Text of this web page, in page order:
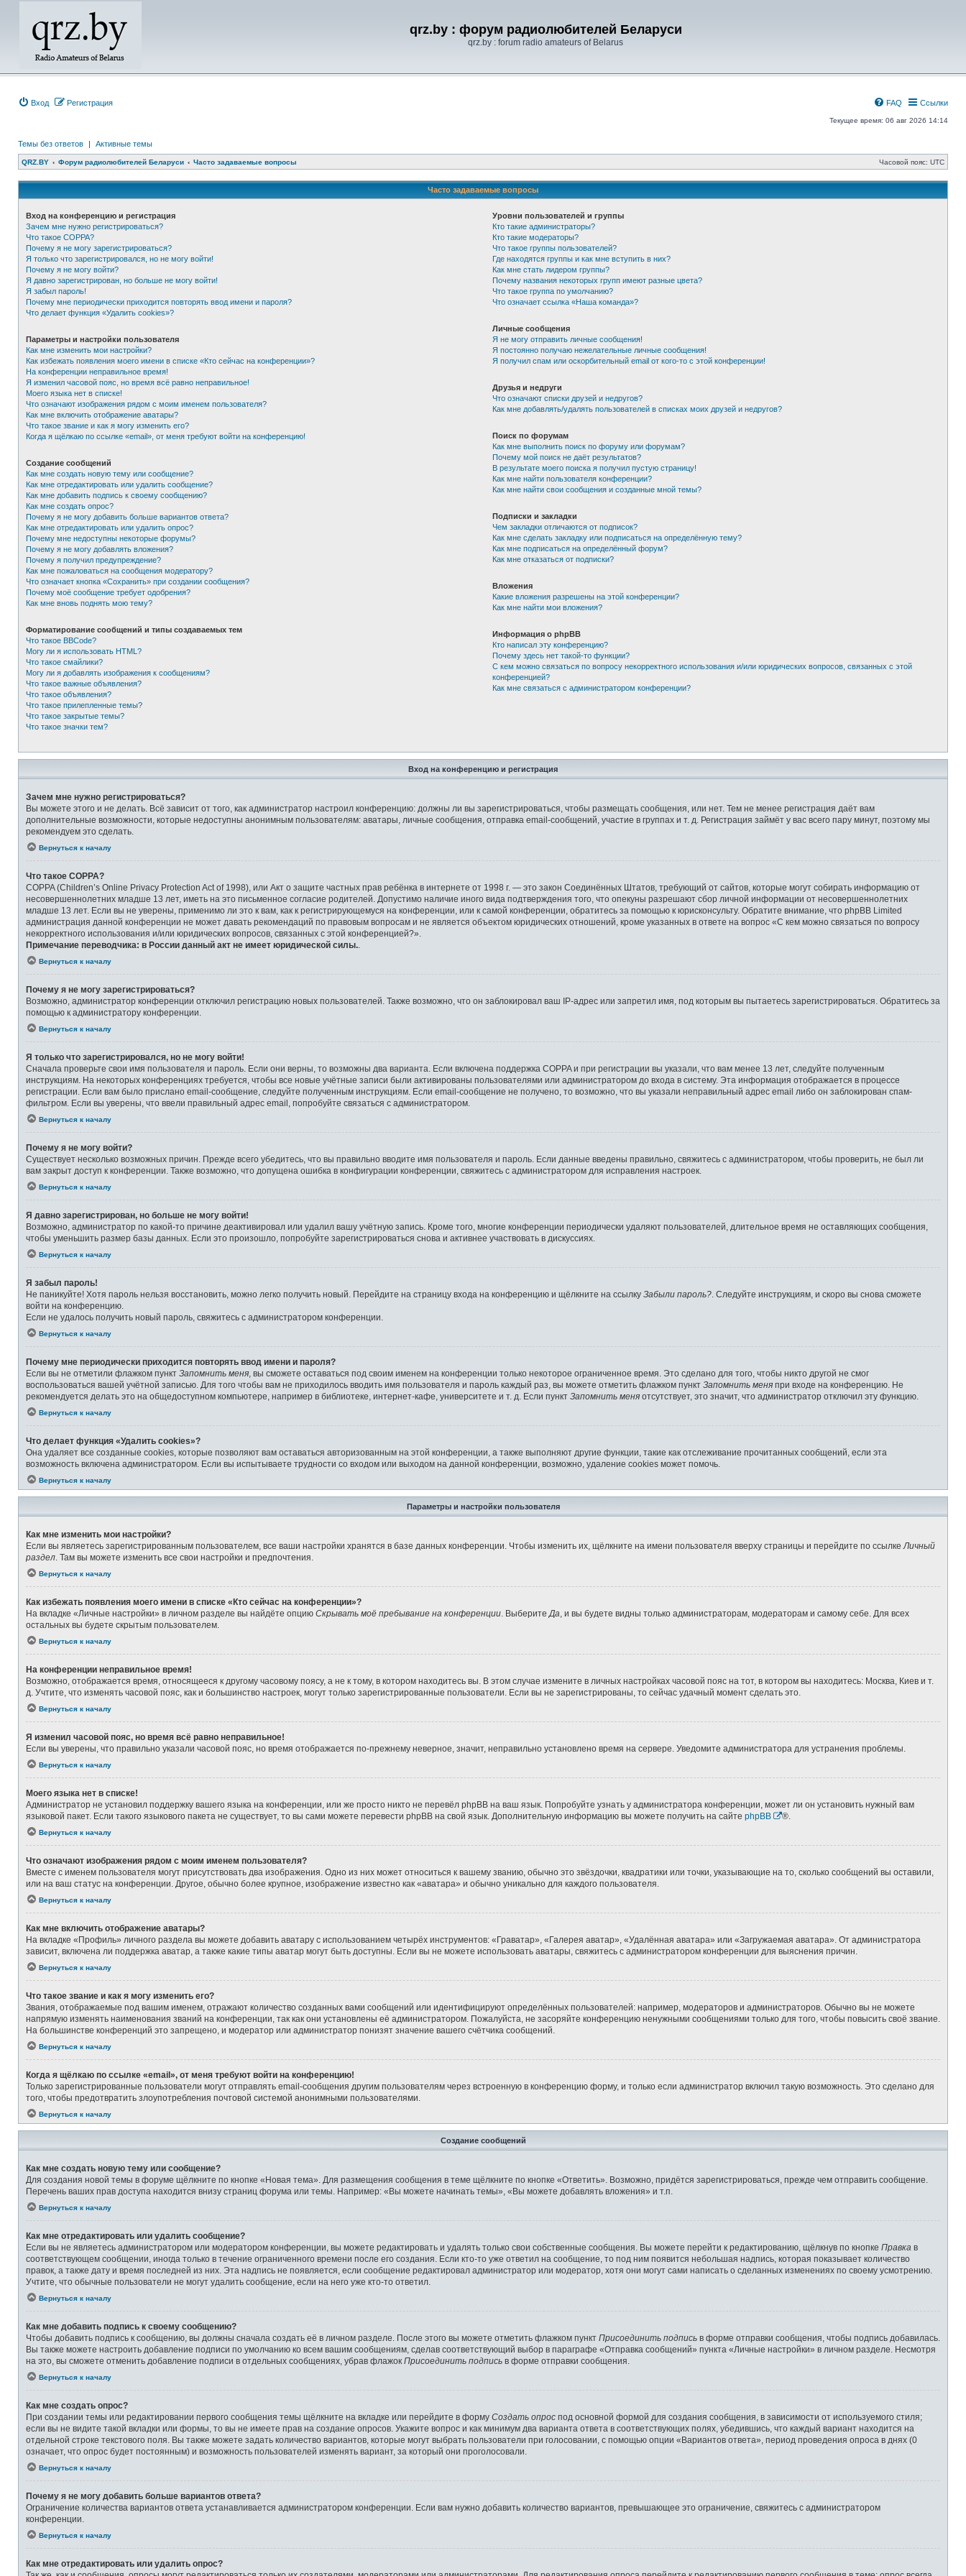
qrz.by : форум радиолюбителей Беларуси
qrz.by : forum radio amateurs of Belarus
Вход Регистрация Ссылки
FAQ
Текущее время: 06 авг 2026 14:14
Темы без ответов | Активные темы
QRZ.BY Форум радиолюбителей Беларуси Часто задаваемые вопросы Часовой пояс: UTC
Часто задаваемые вопросы
Вход на конференцию и регистрация
Зачем мне нужно регистрироваться?
Что такое COPPA?
Почему я не могу зарегистрироваться?
Я только что зарегистрировался, но не могу войти!
Почему я не могу войти?
Я давно зарегистрирован, но больше не могу войти!
Я забыл пароль!
Почему мне периодически приходится повторять ввод имени и пароля?
Что делает функция «Удалить cookies»?
Параметры и настройки пользователя
Как мне изменить мои настройки?
Как избежать появления моего имени в списке «Кто сейчас на конференции»?
На конференции неправильное время!
Я изменил часовой пояс, но время всё равно неправильное!
Моего языка нет в списке!
Что означают изображения рядом с моим именем пользователя?
Как мне включить отображение аватары?
Что такое звание и как я могу изменить его?
Когда я щёлкаю по ссылке «email», от меня требуют войти на конференцию!
Создание сообщений
Как мне создать новую тему или сообщение?
Как мне отредактировать или удалить сообщение?
Как мне добавить подпись к своему сообщению?
Как мне создать опрос?
Почему я не могу добавить больше вариантов ответа?
Как мне отредактировать или удалить опрос?
Почему мне недоступны некоторые форумы?
Почему я не могу добавлять вложения?
Почему я получил предупреждение?
Как мне пожаловаться на сообщения модератору?
Что означает кнопка «Сохранить» при создании сообщения?
Почему моё сообщение требует одобрения?
Как мне вновь поднять мою тему?
Форматирование сообщений и типы создаваемых тем
Что такое BBCode?
Могу ли я использовать HTML?
Что такое смайлики?
Могу ли я добавлять изображения к сообщениям?
Что такое важные объявления?
Что такое объявления?
Что такое прилепленные темы?
Что такое закрытые темы?
Что такое значки тем?
Уровни пользователей и группы
Кто такие администраторы?
Кто такие модераторы?
Что такое группы пользователей?
Где находятся группы и как мне вступить в них?
Как мне стать лидером группы?
Почему названия некоторых групп имеют разные цвета?
Что такое группа по умолчанию?
Что означает ссылка «Наша команда»?
Личные сообщения
Я не могу отправить личные сообщения!
Я постоянно получаю нежелательные личные сообщения!
Я получил спам или оскорбительный email от кого-то с этой конференции!
Друзья и недруги
Что означают списки друзей и недругов?
Как мне добавлять/удалять пользователей в списках моих друзей и недругов?
Поиск по форумам
Как мне выполнить поиск по форуму или форумам?
Почему мой поиск не даёт результатов?
В результате моего поиска я получил пустую страницу!
Как мне найти пользователя конференции?
Как мне найти свои сообщения и созданные мной темы?
Подписки и закладки
Чем закладки отличаются от подписок?
Как мне сделать закладку или подписаться на определённую тему?
Как мне подписаться на определённый форум?
Как мне отказаться от подписки?
Вложения
Какие вложения разрешены на этой конференции?
Как мне найти мои вложения?
Информация о phpBB
Кто написал эту конференцию?
Почему здесь нет такой-то функции?
С кем можно связаться по вопросу некорректного использования и/или юридических вопросов, связанных с этой
конференцией?
Как мне связаться с администратором конференции?
Вход на конференцию и регистрация
Зачем мне нужно регистрироваться?
Вы можете этого и не делать. Всё зависит от того, как администратор настроил конференцию: должны ли вы зарегистрироваться, чтобы размещать сообщения, или нет. Тем не менее регистрация даёт вам
дополнительные возможности, которые недоступны анонимным пользователям: аватары, личные сообщения, отправка email-сообщений, участие в группах и т. д. Регистрация займёт у вас всего пару минут, поэтому мы
рекомендуем это сделать.
Вернуться к началу
Что такое COPPA?
COPPA (Children’s Online Privacy Protection Act of 1998), или Акт о защите частных прав ребёнка в интернете от 1998 г. — это закон Соединённых Штатов, требующий от сайтов, которые могут собирать информацию от
несовершеннолетних младше 13 лет, иметь на это письменное согласие родителей. Допустимо наличие иного вида подтверждения того, что опекуны разрешают сбор личной информации от несовершеннолетних
младше 13 лет. Если вы не уверены, применимо ли это к вам, как к регистрирующемуся на конференции, или к самой конференции, обратитесь за помощью к юрисконсульту. Обратите внимание, что phpBB Limited
администрация данной конференции не может давать рекомендаций по правовым вопросам и не является объектом юридических отношений, кроме указанных в ответе на вопрос «С кем можно связаться по вопросу
некорректного использования и/или юридических вопросов, связанных с этой конференцией?».
Примечание переводчика: в России данный акт не имеет юридической силы.
Вернуться к началу
Почему я не могу зарегистрироваться?
Возможно, администратор конференции отключил регистрацию новых пользователей. Также возможно, что он заблокировал ваш IP-адрес или запретил имя, под которым вы пытаетесь зарегистрироваться. Обратитесь за
помощью к администратору конференции.
Вернуться к началу
Я только что зарегистрировался, но не могу войти!
Сначала проверьте свои имя пользователя и пароль. Если они верны, то возможны два варианта. Если включена поддержка COPPA и при регистрации вы указали, что вам менее 13 лет, следуйте полученным
инструкциям. На некоторых конференциях требуется, чтобы все новые учётные записи были активированы пользователями или администратором до входа в систему. Эта информация отображается в процессе
регистрации. Если вам было прислано email-сообщение, следуйте полученным инструкциям. Если email-сообщение не получено, то возможно, что вы указали неправильный адрес email либо он заблокирован спам-
фильтром. Если вы уверены, что ввели правильный адрес email, попробуйте связаться с администратором.
Вернуться к началу
Почему я не могу войти?
Существует несколько возможных причин. Прежде всего убедитесь, что вы правильно вводите имя пользователя и пароль. Если данные введены правильно, свяжитесь с администратором, чтобы проверить, не был ли
вам закрыт доступ к конференции. Также возможно, что допущена ошибка в конфигурации конференции, свяжитесь с администратором для исправления настроек.
Вернуться к началу
Я давно зарегистрирован, но больше не могу войти!
Возможно, администратор по какой-то причине деактивировал или удалил вашу учётную запись. Кроме того, многие конференции периодически удаляют пользователей, длительное время не оставляющих сообщения,
чтобы уменьшить размер базы данных. Если это произошло, попробуйте зарегистрироваться снова и активнее участвовать в дискуссиях.
Вернуться к началу
Я забыл пароль!
Не паникуйте! Хотя пароль нельзя восстановить, можно легко получить новый. Перейдите на страницу входа на конференцию и щёлкните на ссылку Забыли пароль? . Следуйте инструкциям, и скоро вы снова сможете
войти на конференцию.
Если не удалось получить новый пароль, свяжитесь с администратором конференции.
Вернуться к началу
Почему мне периодически приходится повторять ввод имени и пароля?
Если вы не отметили флажком пункт Запомнить меня , вы сможете оставаться под своим именем на конференции только некоторое ограниченное время. Это сделано для того, чтобы никто другой не смог
воспользоваться вашей учётной записью. Для того чтобы вам не приходилось вводить имя пользователя и пароль каждый раз, вы можете отметить флажком пункт Запомнить меня при входе на конференцию. Не
рекомендуется делать это на общедоступном компьютере, например в библиотеке, интернет-кафе, университете и т. д. Если пункт Запомнить меня отсутствует, это значит, что администратор отключил эту функцию.
Вернуться к началу
Что делает функция «Удалить cookies»?
Она удаляет все созданные cookies, которые позволяют вам оставаться авторизованным на этой конференции, а также выполняют другие функции, такие как отслеживание прочитанных сообщений, если эта
возможность включена администратором. Если вы испытываете трудности со входом или выходом на данной конференции, возможно, удаление cookies может помочь.
Вернуться к началу
Параметры и настройки пользователя
Как мне изменить мои настройки?
Если вы являетесь зарегистрированным пользователем, все ваши настройки хранятся в базе данных конференции. Чтобы изменить их, щёлкните на имени пользователя вверху страницы и перейдите по ссылке Личный
раздел . Там вы можете изменить все свои настройки и предпочтения.
Вернуться к началу
Как избежать появления моего имени в списке «Кто сейчас на конференции»?
На вкладке «Личные настройки» в личном разделе вы найдёте опцию Скрывать моё пребывание на конференции . Выберите Да , и вы будете видны только администраторам, модераторам и самому себе. Для всех
остальных вы будете скрытым пользователем.
Вернуться к началу
На конференции неправильное время!
Возможно, отображается время, относящееся к другому часовому поясу, а не к тому, в котором находитесь вы. В этом случае измените в личных настройках часовой пояс на тот, в котором вы находитесь: Москва, Киев и т.
д. Учтите, что изменять часовой пояс, как и большинство настроек, могут только зарегистрированные пользователи. Если вы не зарегистрированы, то сейчас удачный момент сделать это.
Вернуться к началу
Я изменил часовой пояс, но время всё равно неправильное!
Если вы уверены, что правильно указали часовой пояс, но время отображается по-прежнему неверное, значит, неправильно установлено время на сервере. Уведомите администратора для устранения проблемы.
Вернуться к началу
Моего языка нет в списке!
Администратор не установил поддержку вашего языка на конференции, или же просто никто не перевёл phpBB на ваш язык. Попробуйте узнать у администратора конференции, может ли он установить нужный вам
языковой пакет. Если такого языкового пакета не существует, то вы сами можете перевести phpBB на свой язык. Дополнительную информацию вы можете получить на сайте phpBB ®.
Вернуться к началу
Что означают изображения рядом с моим именем пользователя?
Вместе с именем пользователя могут присутствовать два изображения. Одно из них может относиться к вашему званию, обычно это звёздочки, квадратики или точки, указывающие на то, сколько сообщений вы оставили,
или на ваш статус на конференции. Другое, обычно более крупное, изображение известно как «аватара» и обычно уникально для каждого пользователя.
Вернуться к началу
Как мне включить отображение аватары?
На вкладке «Профиль» личного раздела вы можете добавить аватару с использованием четырёх инструментов: «Граватар», «Галерея аватар», «Удалённая аватара» или «Загружаемая аватара». От администратора
зависит, включена ли поддержка аватар, а также какие типы аватар могут быть доступны. Если вы не можете использовать аватары, свяжитесь с администратором конференции для выяснения причин.
Вернуться к началу
Что такое звание и как я могу изменить его?
Звания, отображаемые под вашим именем, отражают количество созданных вами сообщений или идентифицируют определённых пользователей: например, модераторов и администраторов. Обычно вы не можете
напрямую изменять наименования званий на конференции, так как они установлены её администратором. Пожалуйста, не засоряйте конференцию ненужными сообщениями только для того, чтобы повысить своё звание.
На большинстве конференций это запрещено, и модератор или администратор понизят значение вашего счётчика сообщений.
Вернуться к началу
Когда я щёлкаю по ссылке «email», от меня требуют войти на конференцию!
Только зарегистрированные пользователи могут отправлять email-сообщения другим пользователям через встроенную в конференцию форму, и только если администратор включил такую возможность. Это сделано для
того, чтобы предотвратить злоупотребления почтовой системой анонимными пользователями.
Вернуться к началу
Создание сообщений
Как мне создать новую тему или сообщение?
Для создания новой темы в форуме щёлкните по кнопке «Новая тема». Для размещения сообщения в теме щёлкните по кнопке «Ответить». Возможно, придётся зарегистрироваться, прежде чем отправить сообщение.
Перечень ваших прав доступа находится внизу страниц форума или темы. Например: «Вы можете начинать темы», «Вы можете добавлять вложения» и т.п.
Вернуться к началу
Как мне отредактировать или удалить сообщение?
Если вы не являетесь администратором или модератором конференции, вы можете редактировать и удалять только свои собственные сообщения. Вы можете перейти к редактированию, щёлкнув по кнопке Правка в
соответствующем сообщении, иногда только в течение ограниченного времени после его создания. Если кто-то уже ответил на сообщение, то под ним появится небольшая надпись, которая показывает количество
правок, а также дату и время последней из них. Эта надпись не появляется, если сообщение редактировал администратор или модератор, хотя они могут сами написать о сделанных изменениях по своему усмотрению.
Учтите, что обычные пользователи не могут удалить сообщение, если на него уже кто-то ответил.
Вернуться к началу
Как мне добавить подпись к своему сообщению?
Чтобы добавить подпись к сообщению, вы должны сначала создать её в личном разделе. После этого вы можете отметить флажком пункт Присоединить подпись в форме отправки сообщения, чтобы подпись добавилась.
Вы также можете настроить добавление подписи по умолчанию ко всем вашим сообщениям, сделав соответствующий выбор в параграфе «Отправка сообщений» пункта «Личные настройки» в личном разделе. Несмотря
на это, вы сможете отменить добавление подписи в отдельных сообщениях, убрав флажок Присоединить подпись в форме отправки сообщения.
Вернуться к началу
Как мне создать опрос?
При создании темы или редактировании первого сообщения темы щёлкните на вкладке или перейдите в форму Создать опрос под основной формой для создания сообщения, в зависимости от используемого стиля;
если вы не видите такой вкладки или формы, то вы не имеете прав на создание опросов. Укажите вопрос и как минимум два варианта ответа в соответствующих полях, убедившись, что каждый вариант находится на
отдельной строке текстового поля. Вы также можете задать количество вариантов, которые могут выбрать пользователи при голосовании, с помощью опции «Вариантов ответа», период проведения опроса в днях (0
означает, что опрос будет постоянным) и возможность пользователей изменять вариант, за который они проголосовали.
Вернуться к началу
Почему я не могу добавить больше вариантов ответа?
Ограничение количества вариантов ответа устанавливается администратором конференции. Если вам нужно добавить количество вариантов, превышающее это ограничение, свяжитесь с администратором
конференции.
Вернуться к началу
Как мне отредактировать или удалить опрос?